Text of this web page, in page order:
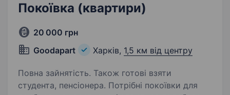
Покоївка (квартири)
20 000 грн
Goodapart
Харків, 1,5 км від центру
Повна зайнятість. Також готові взяти
студента, пенсіонера. Потрібні покоївки для